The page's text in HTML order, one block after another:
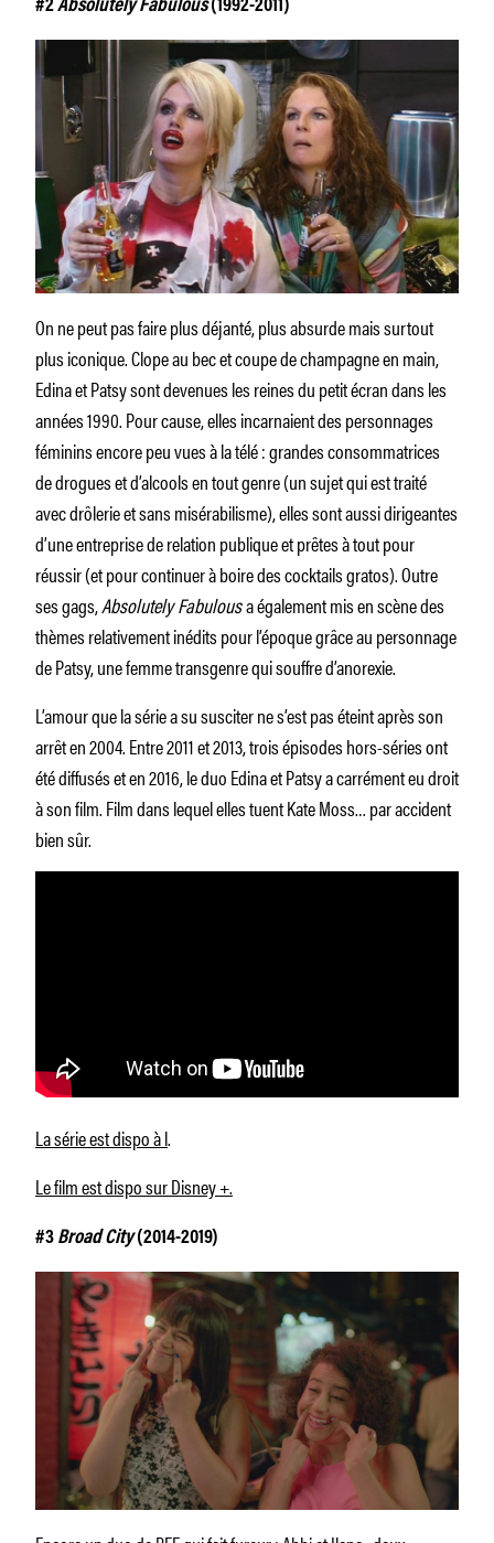
#2Absolutely Fabulous(1992-2011)
On ne peut pas faire plus déjanté, plus absurde mais surtout
plus iconique. Clope au bec et coupe de champagne en main,
Edina et Patsy sont devenues les reines du petit écran dans les
années 1990. Pour cause, elles incarnaient des personnages
féminins encore peu vues à la télé : grandes consommatrices
de drogues et d’alcools en tout genre (un sujet qui est traité
avec drôlerie et sans misérabilisme), elles sont aussi dirigeantes
d’une entreprise de relation publique et prêtes à tout pour
réussir (et pour continuer à boire des cocktails gratos). Outre
ses gags,Absolutely Fabulousa également mis en scène des
thèmes relativement inédits pour l’époque grâce au personnage
de Patsy, une femme transgenre qui souffre d’anorexie.
L’amour que la série a su susciter ne s’est pas éteint après son
arrêt en 2004. Entre 2011 et 2013, trois épisodes hors-séries ont
été diffusés et en 2016, le duo Edina et Patsy a carrément eu droit
à son film. Film dans lequel elles tuent Kate Moss… par accident
bien sûr.
La série est dispo à l.
Le film est dispo sur Disney +.
#3 Broad City(2014-2019)